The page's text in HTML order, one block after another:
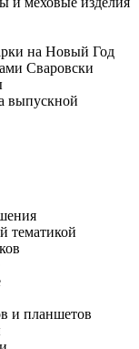
на Новый Год
Сваровски
выпускной
тематикой
и планшетов